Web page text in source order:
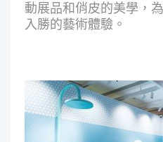
動展品和俏皮的美學，
入勝的藝術體驗。